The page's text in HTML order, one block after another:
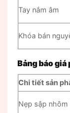
Tay nắm âm
Khóa bán
Bảng báo
Chi tiết sản
Nẹp sập nhôm